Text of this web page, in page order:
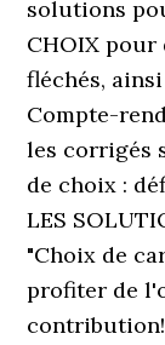
solutions
CHOIX pour
fléchés,
Compte-
les corrigés
de choix :
LES
"Choix de
profiter de
contribution!